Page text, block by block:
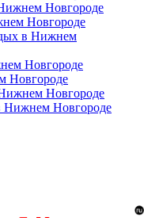
Новгороде
Новгороде
в Нижнем
Новгороде
Новгороде
Новгороде
Нижнем Новгороде